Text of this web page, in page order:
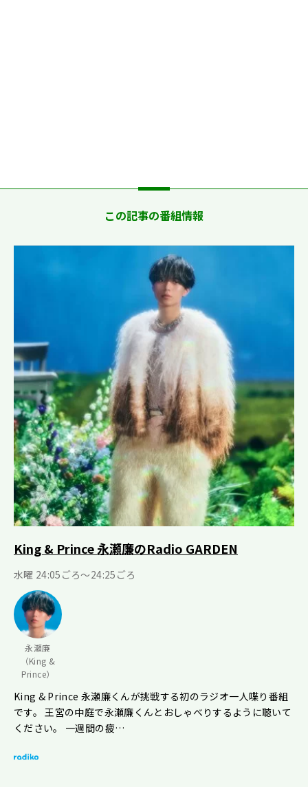
この記事の番組情報
King & Prince 永瀬廉のRadio GARDEN
水曜 24:05ごろ～24:25ごろ
永瀬廉
（King &
Prince）
King & Prince 永瀬廉くんが挑戦する初のラジオ一人喋り番組
です。 王宮の中庭で永瀬廉くんとおしゃべりするように聴いて
ください。 一週間の疲…